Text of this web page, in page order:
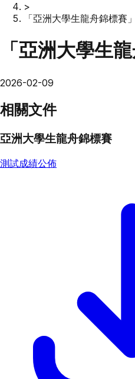
>
「亞洲大學生龍舟錦標賽」
「亞洲大學生
2026-02-09
相關文件
亞洲大學生龍舟錦標賽
測試成績公佈